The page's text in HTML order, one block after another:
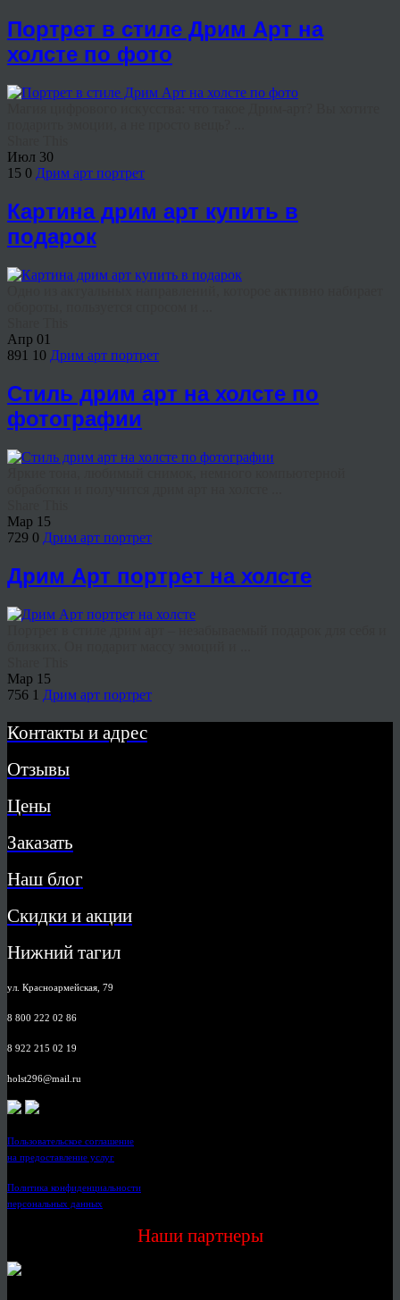
Портрет в стиле Дрим Арт на
холсте по фото
Июл 30
15 0 Дрим арт портрет
Картина дрим арт купить в
подарок
Апр 01
891 10 Дрим арт портрет
Стиль дрим арт на холсте по
фотографии
Мар 15
729 0 Дрим арт портрет
Дрим Арт портрет на холсте
Мар 15
756 1 Дрим арт портрет
Контакты и адрес
Отзывы
Цены
Заказать
Наш блог
Скидки и акции
Нижний тагил
ул. Красноармейская, 79
8 800 222 02 86
8 922 215 02 19
holst296@mail.ru
Пользовательское соглашение
на предоставление услуг
Политика конфиденциальности
персональных данных
Наши партнеры